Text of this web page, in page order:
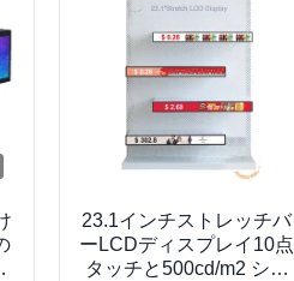
23.1インチストレッチバ
ーLCDディスプレイ10点
タッチと500cd/m2 シェ